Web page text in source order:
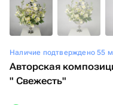
Наличие подтверждено 55
Авторская
" Свежесть"